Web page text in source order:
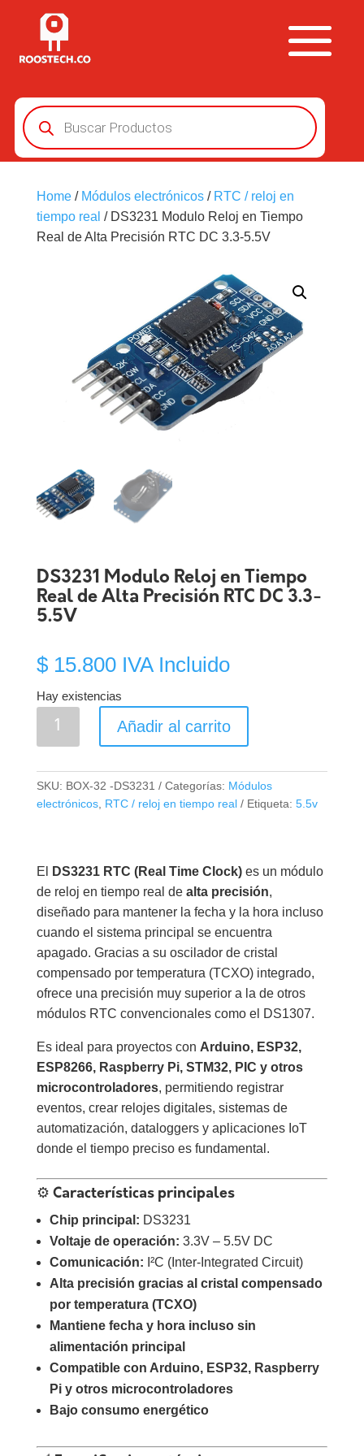
Búsqueda
de
productos
Home/ Módulos electrónicos/ RTC / reloj en
tiempo real / DS3231 Modulo Reloj en Tiempo
Real de Alta Precisión RTC DC 3.3-5.5V
DS3231 Modulo Reloj en Tiempo
Real de Alta Precisión RTC DC 3.3-
5.5V
$15.800 IVA Incluido
Hay existencias
DS3231
Tiempo
Precisión
RTC
DC
3.3-
5.5V
cantidad
Añadir al carrito
SKU: BOX-32 -DS3231 Categorías: Módulos
electrónicos, RTC / reloj en tiempo real Etiqueta: 5.5v
El DS3231 RTC (Real Time Clock)es un módulo
de reloj en tiempo real de alta precisión,
diseñado para mantener la fecha y la hora incluso
cuando el sistema principal se encuentra
apagado. Gracias a su oscilador de cristal
compensado por temperatura (TCXO) integrado,
ofrece una precisión muy superior a la de otros
módulos RTC convencionales como el DS1307.
Es ideal para proyectos con Arduino, ESP32,
ESP8266, Raspberry Pi, STM32, PIC y otros
microcontroladores, permitiendo registrar
eventos, crear relojes digitales, sistemas de
automatización, dataloggers y aplicaciones IoT
donde el tiempo preciso es fundamental.
⚙️ Características principales
Chip principal: DS3231
Voltaje de operación: 3.3V – 5.5V DC
Comunicación: I²C (Inter-Integrated Circuit)
Alta precisión gracias al cristal compensado
por temperatura (TCXO)
Mantiene fecha y hora incluso sin
alimentación principal
Compatible con Arduino, ESP32, Raspberry
Pi y otros microcontroladores
Bajo consumo energético